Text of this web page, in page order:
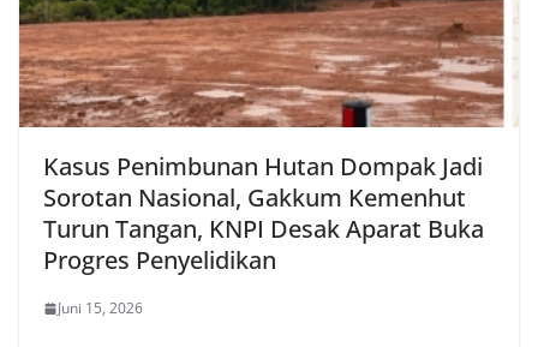
Kasus Penimbunan Hutan Dompak Jadi
Sorotan Nasional, Gakkum Kemenhut
Turun Tangan, KNPI Desak Aparat Buka
Progres Penyelidikan
Juni 15, 2026